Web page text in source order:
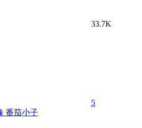
33.7K
5
番茄小子